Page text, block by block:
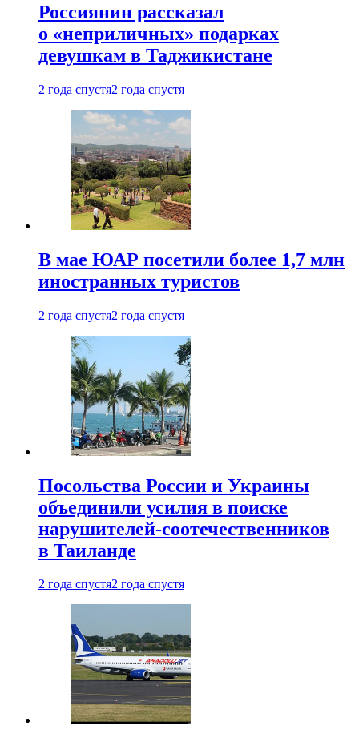
Россиянин рассказал
о «неприличных» подарках
девушкам в Таджикистане
2 года спустя2 года спустя
В мае ЮАР посетили более 1,7 млн
иностранных туристов
2 года спустя2 года спустя
Посольства России и Украины
объединили усилия в поиске
нарушителей-соотечественников
в Таиланде
2 года спустя2 года спустя